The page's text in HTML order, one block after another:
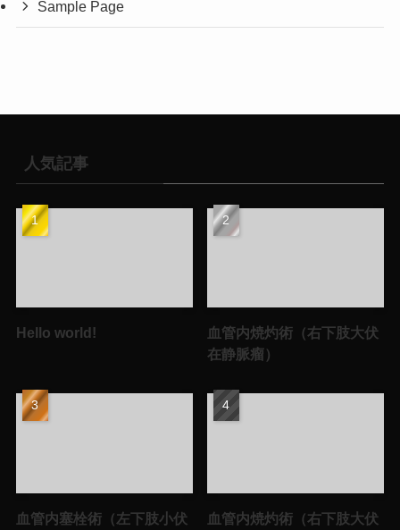
Sample Page
人気記事
Hello world!
血管内焼灼術（右下肢大伏
在静脈瘤）
血管内塞栓術（左下肢小伏
血管内焼灼術（右下肢大伏